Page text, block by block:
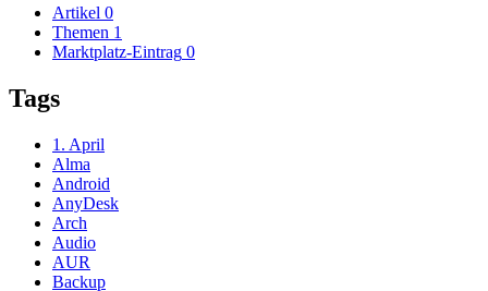
Artikel 0
Themen 1
Marktplatz-Eintrag 0
Tags
1. April
Alma
Android
AnyDesk
Arch
Audio
AUR
Backup